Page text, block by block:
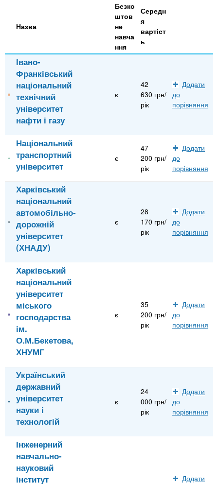
Назва
Безко
штов
не
навча
ння
Середн
я
вартіст
ь
Івано-
Франківський
національний
технічний
університет
нафти і газу
є
42
630 грн/
рік
Додати
до
порівняння
Національний
транспортний
університет
є
47
200 грн/
рік
Додати
до
порівняння
Харківський
національний
автомобільно-
дорожній
університет
(ХНАДУ)
є
28
170 грн/
рік
Додати
до
порівняння
Харківський
національний
університет
міського
господарства
ім.
О.М.Бекетова,
ХНУМГ
є
35
200 грн/
рік
Додати
до
порівняння
Український
державний
університет
науки і
технологій
є
24
000 грн/
рік
Додати
до
порівняння
Інженерний
навчально-
науковий
інститут
Додати